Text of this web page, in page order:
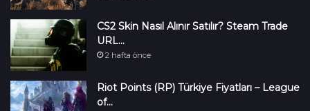
CS2 Skin Nasıl Alınır Satılır? Steam Trade
URL…
2 hafta önce
Riot Points (RP) Türkiye Fiyatları – League
of…